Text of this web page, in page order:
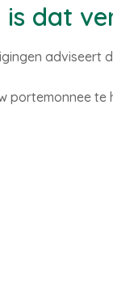
dat
adviseert
portemonnee